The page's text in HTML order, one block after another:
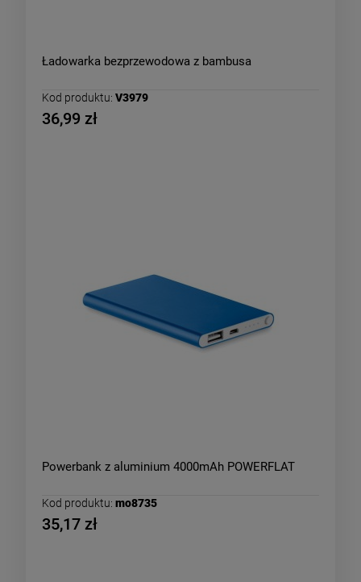
Ładowarka bezprzewodowa z bambusa
Kod produktu: V3979
36,99 zł
Powerbank z aluminium 4000mAh POWERFLAT
Kod produktu: mo8735
35,17 zł